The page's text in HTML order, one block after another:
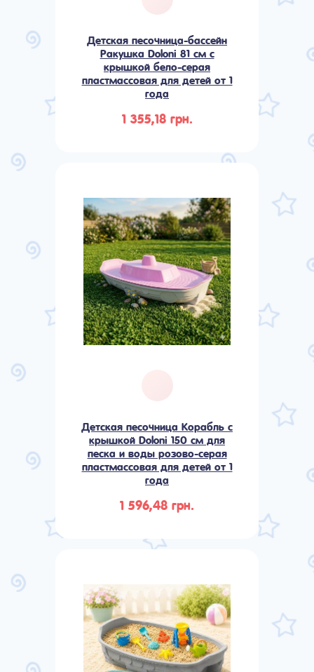
Детская песочница-бассейн
Ракушка Doloni 81 см с
крышкой бело-серая
пластмассовая для детей от 1
года
1 355,18 грн.
Детская песочница Корабль с
крышкой Doloni 150 см для
песка и воды розово-серая
пластмассовая для детей от 1
года
1 596,48 грн.